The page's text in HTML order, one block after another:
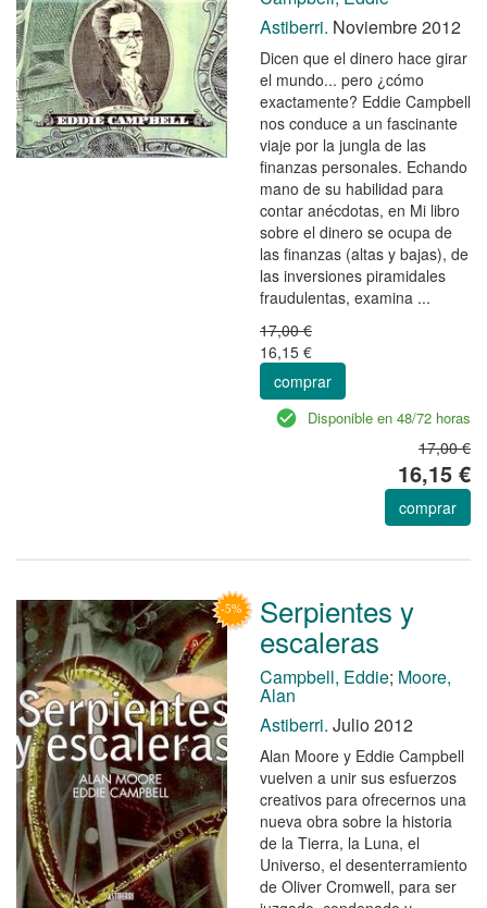
Astiberri. Noviembre 2012
Dicen que el dinero hace girar
el mundo... pero ¿cómo
exactamente? Eddie Campbell
nos conduce a un fascinante
viaje por la jungla de las
finanzas personales. Echando
mano de su habilidad para
contar anécdotas, en Mi libro
sobre el dinero se ocupa de
las finanzas (altas y bajas), de
las inversiones piramidales
fraudulentas, examina ...
17,00 €
16,15 €
comprar
Disponible en 48/72 horas
17,00 €
16,15 €
comprar
Serpientes y
escaleras
Campbell, Eddie; Moore,
Alan
Astiberri. Julio 2012
Alan Moore y Eddie Campbell
vuelven a unir sus esfuerzos
creativos para ofrecernos una
nueva obra sobre la historia
de la Tierra, la Luna, el
Universo, el desenterramiento
de Oliver Cromwell, para ser